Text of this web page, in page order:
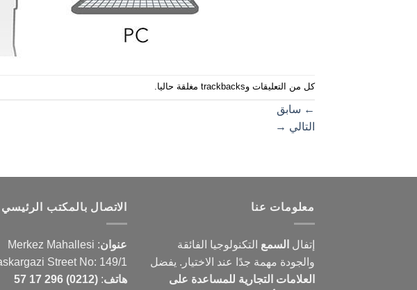
كل من التعليقات وtrackbacks مغلقة حاليا.
← سابق
التالي →
معلومات عنا
إتفال السمع التكنولوجيا الفائقة
والجودة مهمة جدًا عند الاختيار. يفضل
العلامات التجارية للمساعدة على
الاتصال بالمكتب الرئيسي
عنوان:
Merkez Mahallesi
Street No: 149/1
هاتف:
(0212) 296 17 57